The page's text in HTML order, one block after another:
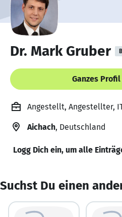
Dr. Mark Gruber
Ganzes
Angestellt, Angestellter,
Aichach, Deutschland
Logg Dich ein, um alle
Suchst Du einen